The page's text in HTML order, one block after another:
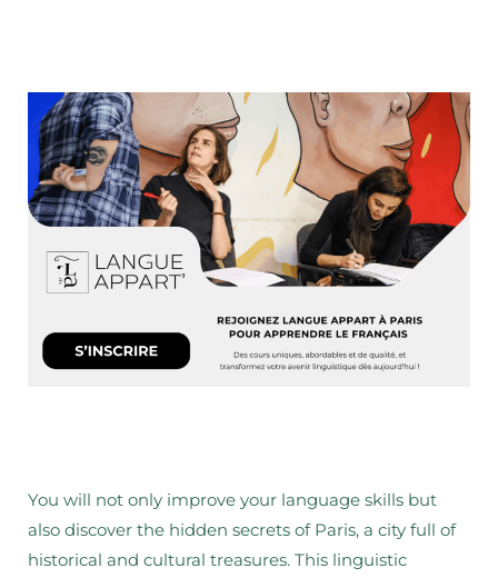
You will not only improve your language skills but
also discover the hidden secrets of Paris, a city full of
historical and cultural treasures. This linguistic